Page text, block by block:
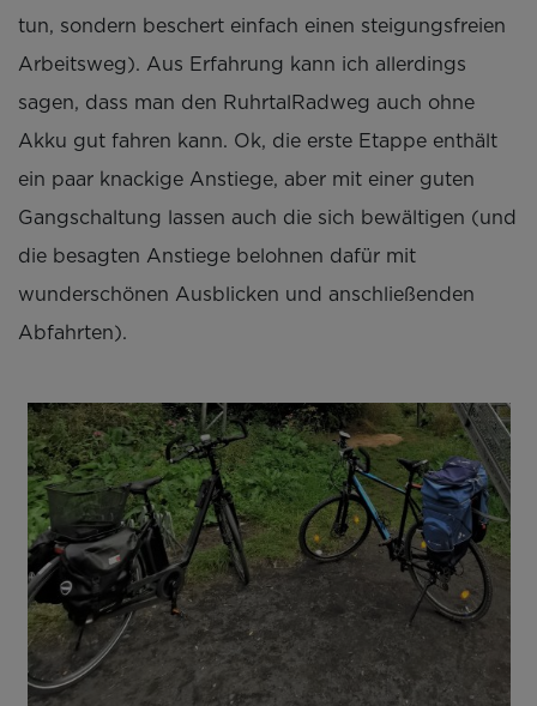
tun, sondern beschert einfach einen steigungsfreien
Arbeitsweg). Aus Erfahrung kann ich allerdings
sagen, dass man den RuhrtalRadweg auch ohne
Akku gut fahren kann. Ok, die erste Etappe enthält
ein paar knackige Anstiege, aber mit einer guten
Gangschaltung lassen auch die sich bewältigen (und
die besagten Anstiege belohnen dafür mit
wunderschönen Ausblicken und anschließenden
Abfahrten).